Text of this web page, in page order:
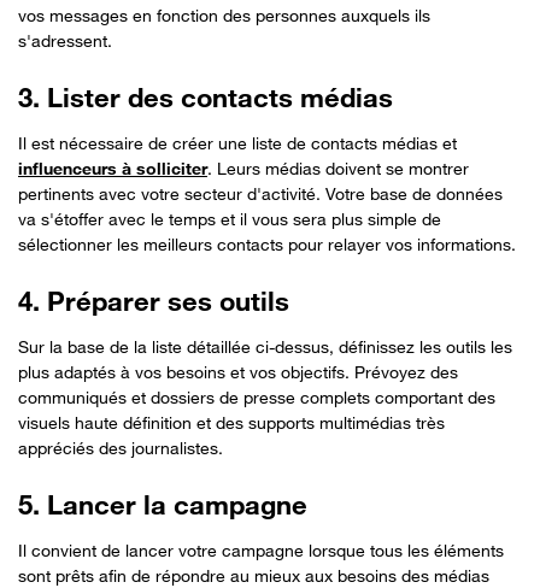
vos messages en fonction des personnes auxquels ils
s'adressent.
3. Lister des contacts médias
Il est nécessaire de créer une liste de contacts médias et
influenceurs à solliciter. Leurs médias doivent se montrer
pertinents avec votre secteur d'activité. Votre base de données
va s'étoffer avec le temps et il vous sera plus simple de
sélectionner les meilleurs contacts pour relayer vos informations.
4. Préparer ses outils
Sur la base de la liste détaillée ci-dessus, définissez les outils les
plus adaptés à vos besoins et vos objectifs. Prévoyez des
communiqués et dossiers de presse complets comportant des
visuels haute définition et des supports multimédias très
appréciés des journalistes.
5. Lancer la campagne
Il convient de lancer votre campagne lorsque tous les éléments
sont prêts afin de répondre au mieux aux besoins des médias